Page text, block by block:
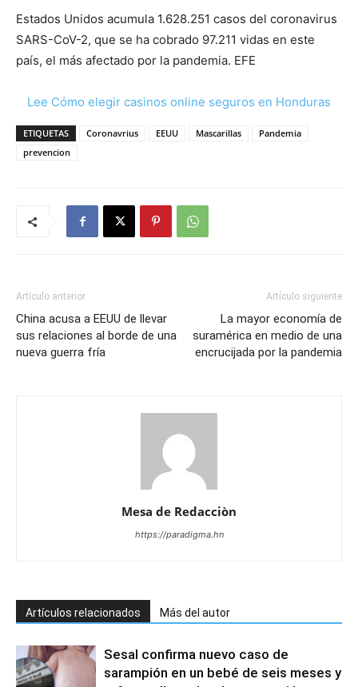
Estados Unidos acumula 1.628.251 casos del coronavirus
SARS-CoV-2, que se ha cobrado 97.211 vidas en este
país, el más afectado por la pandemia. EFE
Lee Cómo elegir casinos online seguros en Honduras
ETIQUETAS Coronavrius EEUU Mascarillas
Pandemia
prevencion
Artículo anterior
China acusa a EEUU de llevar
sus relaciones al borde de una
nueva guerra fría
Artículo siguiente
La mayor economía de
suramérica en medio de una
encrucijada por la pandemia
Mesa de Redacciòn
https://paradigma.hn
Artículos relacionados Más del autor
Sesal confirma nuevo caso de
sarampión en un bebé de seis meses y